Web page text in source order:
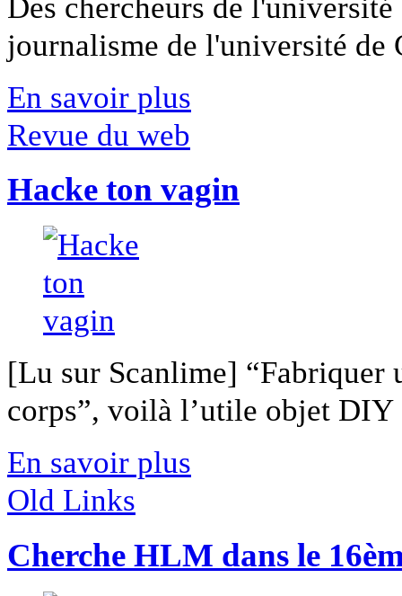
journalisme de l'université
En savoir plus
Revue du web
Hacke ton vagin
[Lu sur Scanlime] “Fabriquer
corps”, voilà l’utile objet
En savoir plus
Old Links
Cherche HLM dans le